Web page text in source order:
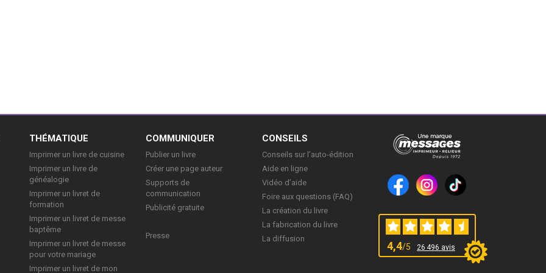
THÉMATIQUE
Imprimer un livre de cuisine
Imprimer un livre de
généalogie
Imprimer un livret de
formation
Imprimer un livret de messe
baptême
Imprimer un livret de messe
pour votre mariage
Imprimer un livret de mon
COMMUNIQUER
Publier un livre
Créer une page auteur
Supports de
communication
Publicité gratuite
Presse
CONSEILS
Conseils sur l’auto-édition
Aide en ligne
Vidéo d’aide
Foire aux questions (FAQ)
La création du livre
La fabrication du livre
La diffusion
4,4/5 26 496 avis